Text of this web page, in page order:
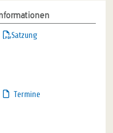
Satzung
Termine